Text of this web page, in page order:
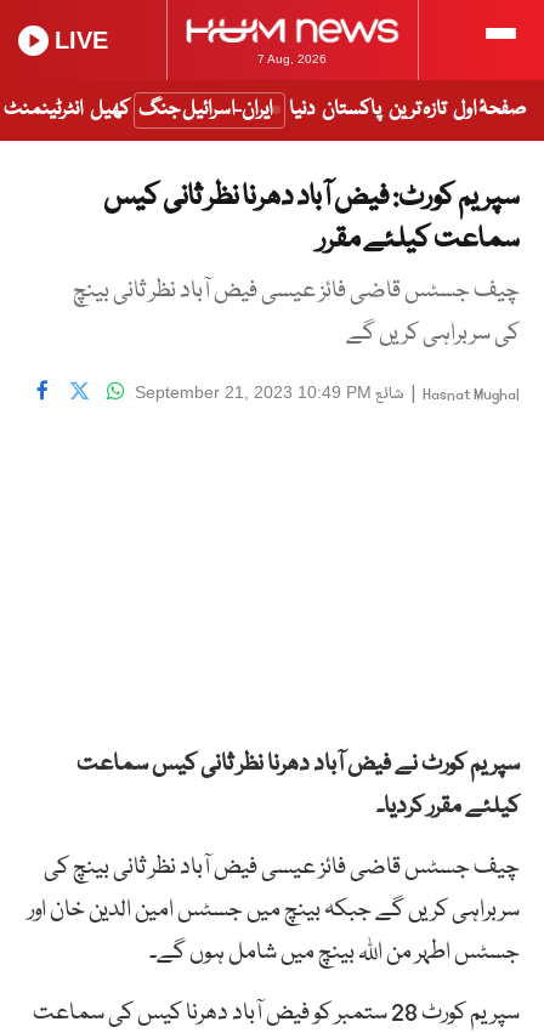
7 Aug, 2026
LIVE
صفحۂ اول تازہ ترین پاکستان دنیا ایران-اسرائیل جنگ کھیل انٹرٹینمنٹ
سپریم کورٹ: فیض آباد دھرنا نظر ثانی کیس
سماعت کیلئے مقرر
چیف جسٹس قاضی فائز عیسی فیض آباد نظر ثانی بینچ
کی سربراہی کریں گے
Hasnat Mughal
| شائع September 21, 2023 10:49 PM
سپریم کورٹ نے فیض آباد دھرنا نظر ثانی کیس سماعت
کیلئے مقرر کردیا۔
چیف جسٹس قاضی فائز عیسی فیض آباد نظر ثانی بینچ کی
سربراہی کریں گے جبکہ بینچ میں جسٹس امین الدین خان اور
جسٹس اطہر من اللہ بینچ میں شامل ہوں گے۔
سپریم کورٹ 28 ستمبر کو فیض آباد دھرنا کیس کی سماعت